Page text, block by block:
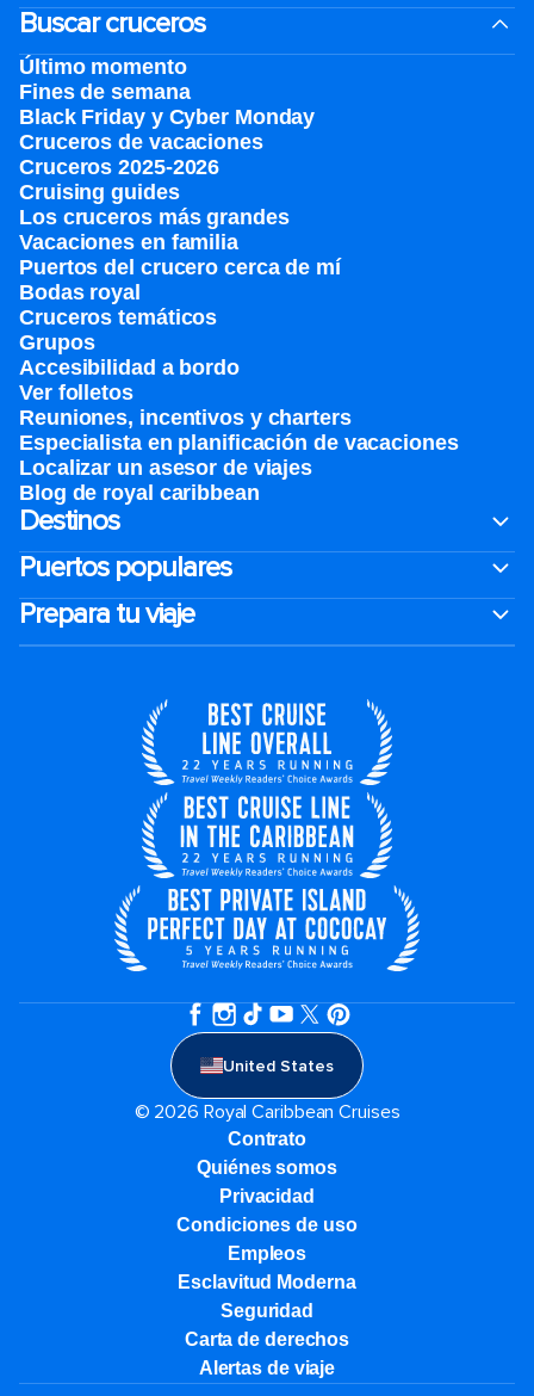
Buscar cruceros
Último momento
Fines de semana
Black Friday y Cyber Monday
Cruceros de vacaciones
Cruceros 2025-2026
Cruising guides
Los cruceros más grandes
Vacaciones en familia
Puertos del crucero cerca de mí
Bodas royal
Cruceros temáticos
Grupos
Accesibilidad a bordo
Ver folletos
Reuniones, incentivos y charters​
Especialista en planificación de vacaciones
Localizar un asesor de viajes
Blog de royal caribbean
Destinos
Puertos populares
Prepara tu viaje
United States
© 2026 Royal Caribbean Cruises
Contrato
Quiénes somos
Privacidad
Condiciones de uso
Empleos
Esclavitud Moderna
Seguridad
Carta de derechos
Alertas de viaje